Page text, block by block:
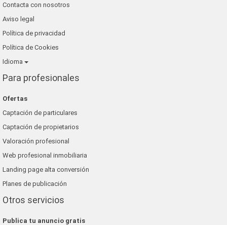
Contacta con nosotros
Aviso legal
Política de privacidad
Política de Cookies
Idioma
Para profesionales
Ofertas
Captación de particulares
Captación de propietarios
Valoración profesional
Web profesional inmobiliaria
Landing page alta conversión
Planes de publicación
Otros servicios
Publica tu anuncio gratis